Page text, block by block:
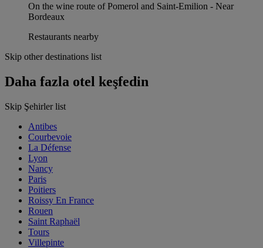
On the wine route of Pomerol and Saint-Emilion - Near
Bordeaux
Restaurants nearby
Skip other destinations list
Daha fazla otel keşfedin
Skip Şehirler list
Antibes
Courbevoie
La Défense
Lyon
Nancy
Paris
Poitiers
Roissy En France
Rouen
Saint Raphaël
Tours
Villepinte